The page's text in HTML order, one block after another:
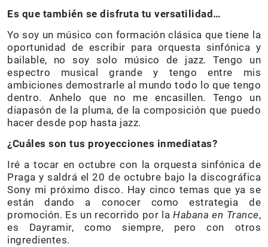
Es que también se disfruta tu versatilidad…
Yo soy un músico con formación clásica que tiene la
oportunidad de escribir para orquesta sinfónica y
bailable, no soy solo músico de jazz. Tengo un
espectro musical grande y tengo entre mis
ambiciones demostrarle al mundo todo lo que tengo
dentro. Anhelo que no me encasillen. Tengo un
diapasón de la pluma, de la composición que puedo
hacer desde pop hasta jazz.
¿Cuáles son tus proyecciones inmediatas?
Iré a tocar en octubre con la orquesta sinfónica de
Praga y saldrá el 20 de octubre bajo la discográfica
Sony mi próximo disco. Hay cinco temas que ya se
están dando a conocer como estrategia de
promoción. Es un recorrido por laHabana en Trance,
es Dayramir, como siempre, pero con otros
ingredientes.